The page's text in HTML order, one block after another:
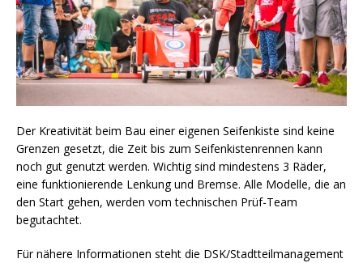
Der Kreativität beim Bau einer eigenen Seifenkiste sind keine
Grenzen gesetzt, die Zeit bis zum Seifenkistenrennen kann
noch gut genutzt werden. Wichtig sind mindestens 3 Räder,
eine funktionierende Lenkung und Bremse. Alle Modelle, die an
den Start gehen, werden vom technischen Prüf-Team
begutachtet.
Für nähere Informationen steht die DSK/Stadtteilmanagement